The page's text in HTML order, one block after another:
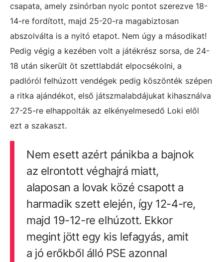
csapata, amely zsinórban nyolc pontot szerezve 18-
14-re fordított, majd 25-20-ra magabiztosan
abszolválta is a nyitó etapot. Nem úgy a másodikat!
Pedig végig a kezében volt a játékrész sorsa, de 24-
18 után sikerült öt szettlabdát elpocsékolni, a
padlóról felhúzott vendégek pedig köszönték szépen
a ritka ajándékot, első játszmalabdájukat kihasználva
27-25-re elhappolták az elkényelmesedő Loki elől
ezt a szakaszt.
Nem esett azért pánikba a bajnok
az elrontott véghajrá miatt,
alaposan a lovak közé csapott a
harmadik szett elején, így 12-4-re,
majd 19-12-re elhúzott. Ekkor
megint jött egy kis lefagyás, amit
a jó erőkből álló PSE azonnal